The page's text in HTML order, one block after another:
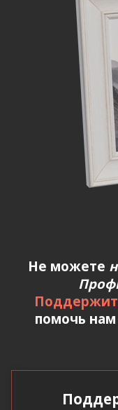
Не можете
помочь